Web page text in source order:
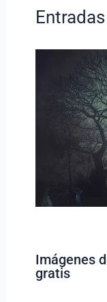
Imágenes
gratis